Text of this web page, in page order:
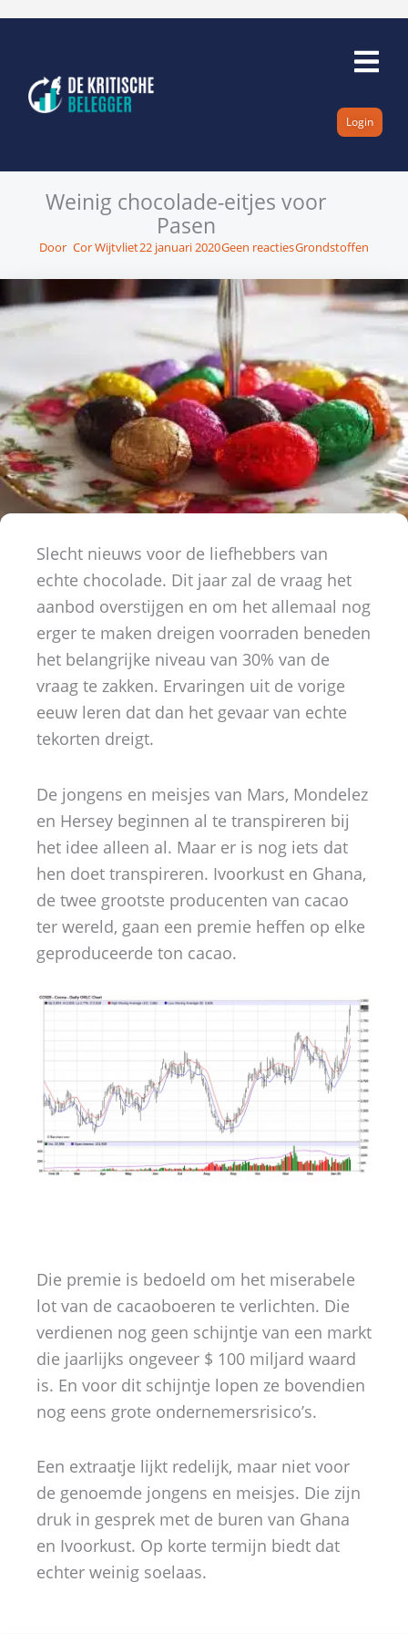
inhoud
Login
Weinig chocolade-eitjes voor
Pasen
Door Cor Wijtvliet22 januari 2020Geen reactiesGrondstoffen
Slecht nieuws voor de liefhebbers van
echte chocolade. Dit jaar zal de vraag het
aanbod overstijgen en om het allemaal nog
erger te maken dreigen voorraden beneden
het belangrijke niveau van 30% van de
vraag te zakken. Ervaringen uit de vorige
eeuw leren dat dan het gevaar van echte
tekorten dreigt.
De jongens en meisjes van Mars, Mondelez
en Hersey beginnen al te transpireren bij
het idee alleen al. Maar er is nog iets dat
hen doet transpireren. Ivoorkust en Ghana,
de twee grootste producenten van cacao
ter wereld, gaan een premie heffen op elke
geproduceerde ton cacao.
Die premie is bedoeld om het miserabele
lot van de cacaoboeren te verlichten. Die
verdienen nog geen schijntje van een markt
die jaarlijks ongeveer $ 100 miljard waard
is. En voor dit schijntje lopen ze bovendien
nog eens grote ondernemersrisico’s.
Een extraatje lijkt redelijk, maar niet voor
de genoemde jongens en meisjes. Die zijn
druk in gesprek met de buren van Ghana
en Ivoorkust. Op korte termijn biedt dat
echter weinig soelaas.